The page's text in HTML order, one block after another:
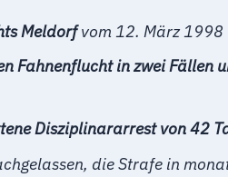
Meldorfvom 12. März 1998
Fahnenflucht in zwei Fällen
Disziplinararrest von 42
die Strafe in